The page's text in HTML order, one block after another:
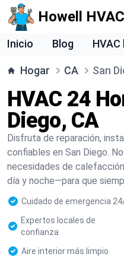
Howell HVAC
Inicio Blog
Hogar CA San
HVAC 24
Diego, CA
Disfruta de reparación,
confiables en San Diego.
necesidades de
día y noche—para que
Cuidado de emergencia
Expertos locales de
confianza
Aire interior más limpio